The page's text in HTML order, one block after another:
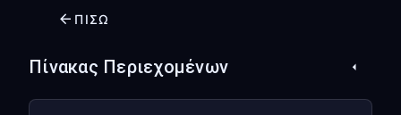
ΠΊΣΩ
Πίνακας Περιεχομένων